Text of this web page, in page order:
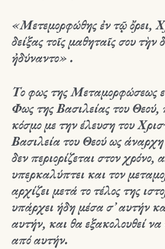
«Μετεμορφώθης ἐν τῷ ὄρει,
δείξας τοῖς μαθηταῖς σου τὴν
ἠδύναντο» .
Το φως της Μεταμορφώσεως
Φως της Βασιλείας του Θεού,
κόσμο με την έλευση του
Βασιλεία του Θεού ως
δεν περιορίζεται στον χρόνο,
υπερκαλύπτει και τον
αρχίζει μετά το τέλος της
υπάρχει ήδη μέσα σ᾿ αυτήν
αυτήν, και θα εξακολουθεί
από αυτήν.